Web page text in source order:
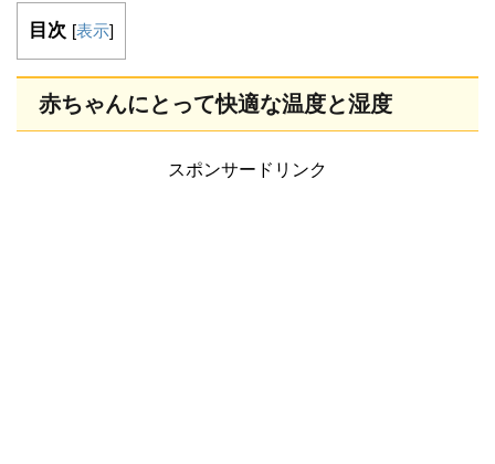
目次 [表示]
赤ちゃんにとって快適な温度と湿度
スポンサードリンク